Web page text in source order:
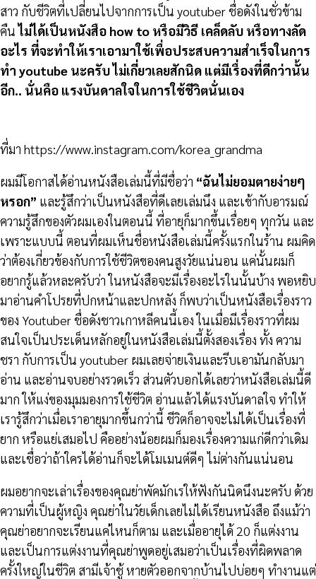
สาว กับชีวิตที่เปลี่ยนไปจากการเป็น youtuber ชื่อดังในชั่วข้าม
คืนไม่ได้เป็นหนังสือ how to หรือมีวิธี เคล็ดลับ หรือทางลัด
อะไร ที่จะทำให้เราเอามาใช้เพื่อประสบความสำเร็จในการ
ทำ youtube นะครับ ไม่เกี่ยวเลยสักนิด แต่มีเรื่องที่ดีกว่านั้น
อีก.. นั่นคือ แรงบันดาลใจในการใช้ชีวิตนั่นเอง
ที่มา https://www.instagram.com/korea_grandma
ผมมีโอกาสได้อ่านหนังสือเล่มนี้ที่มีชื่อว่า “ฉันไม่ยอมตายง่ายๆ
หรอก” และรู้สึกว่าเป็นหนังสือที่ดีเลยเล่มนึง และเข้ากับอารมณ์
ความรู้สึกของตัวผมเองในตอนนี้ ที่อายุก็มากขึ้นเรื่อยๆ ทุกวัน และ
เพราะแบบนี้ ตอนที่ผมเห็นชื่อหนังสือเล่มนี้ครั้งแรกในร้าน ผมคิด
ว่าต้องเกี่ยวข้องกับการใช้ชีวิตของคนสูงวัยแน่นอน แค่นั้นผมก็
อยากรู้แล้วหละครับว่า ในหนังสือจะมีเรื่องอะไรในนั้นบ้าง พอหยิบ
มาอ่านคำโปรยที่ปกหน้าและปกหลัง ก็พบว่าเป็นหนังสือเรื่องราว
ของ Youtuber ชื่อดังชาวเกาหลีคนนี้เอง ในเมื่อมีเรื่องราวที่ผม
สนใจเป็นประเด็นหลักอยู่ในหนังสือเล่มนี้ตั้งสองเรื่อง ทั้ง ความ
ชรา กับการเป็น youtuber ผมเลยจ่ายเงินและรีบเอามันกลับมา
อ่าน และอ่านจบอย่างรวดเร็ว ส่วนตัวบอกได้เลยว่าหนังสือเล่มนี้ดี
มาก ให้แง่ของมุมมองการใช้ชีวิต อ่านแล้วได้แรงบันดาลใจ ทำให้
เรารู้สึกว่าเมื่อเราอายุมากขึ้นกว่านี้ ชีวิตก็อาจจะไม่ได้เป็นเรื่องที่
ยาก หรือแย่เสมอไป คืออย่างน้อยผมก็มองเรื่องความแก่ดีกว่าเดิม
และเชื่อว่าถ้าใครได้อ่านก็จะได้โมเมนต์ดีๆ ไม่ต่างกันแน่นอน
ผมอยากจะเล่าเรื่องของคุณย่าพัคมักเรให้ฟังกันนิดนึงนะครับ ด้วย
ความที่เป็นผู้หญิง คุณย่าในวัยเด็กเลยไม่ได้เรียนหนังสือ ถึงแม้ว่า
คุณย่าอยากจะเรียนแค่ไหนก็ตาม และเมื่ออายุได้ 20 ก็แต่งงาน
และเป็นการแต่งงานที่คุณย่าพูดอยู่เสมอว่าเป็นเรื่องที่ผิดพลาด
ครั้งใหญ่ในชีวิต สามีเจ้าชู้ หายตัวออกจากบ้านไปบ่อยๆ ทำงานแต่